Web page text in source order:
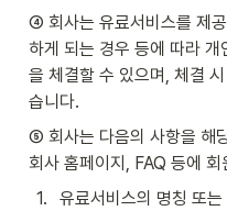
④ 회사는 유료서비스를 제
하게 되는 경우 등에 따라
을 체결할 수 있으며, 체결
습니다.
⑤ 회사는 다음의 사항을 해
회사 홈페이지, FAQ 등에
1.
유료서비스의 명칭 또는